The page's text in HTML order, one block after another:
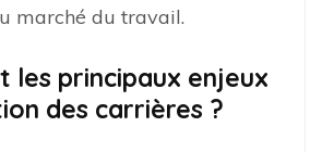
marché du travail.
les principaux enjeux
des carrières ?